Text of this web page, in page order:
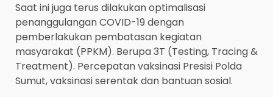
Saat ini juga terus dilakukan optimalisasi
penanggulangan COVID-19 dengan
pemberlakukan pembatasan kegiatan
masyarakat (PPKM). Berupa 3T (Testing, Tracing &
Treatment). Percepatan vaksinasi Presisi Polda
Sumut, vaksinasi serentak dan bantuan sosial.